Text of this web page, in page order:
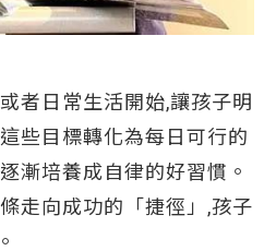
者日常生活開始,讓孩子明
些目標轉化為每日可行的
漸培養成自律的好習慣。
走向成功的「捷徑」,孩子